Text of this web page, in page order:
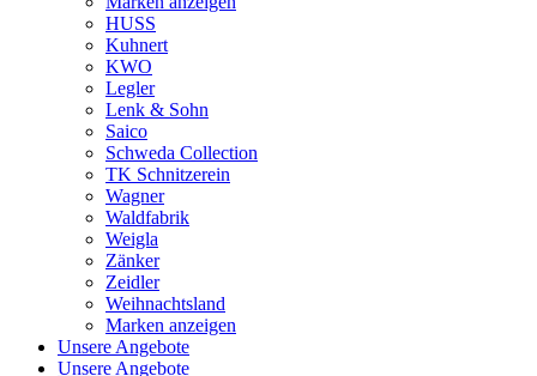
HUSS
Kuhnert
KWO
Legler
Lenk & Sohn
Saico
Schweda Collection
TK Schnitzerein
Wagner
Waldfabrik
Weigla
Zänker
Zeidler
Weihnachtsland
Marken anzeigen
Unsere Angebote
Unsere Angebote